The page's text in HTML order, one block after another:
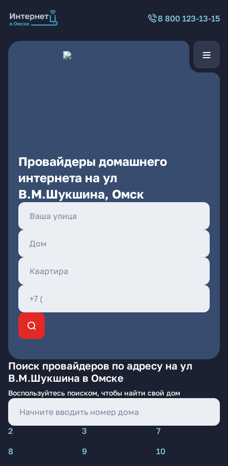
8 800 123-13-15
Провайдеры домашнего
интернета на ул
В.М.Шукшина, Омск
Поиск провайдеров по адресу на ул
В.М.Шукшина в Омске
Воспользуйтесь поиском, чтобы найти свой дом
2 3
7
8
9
10